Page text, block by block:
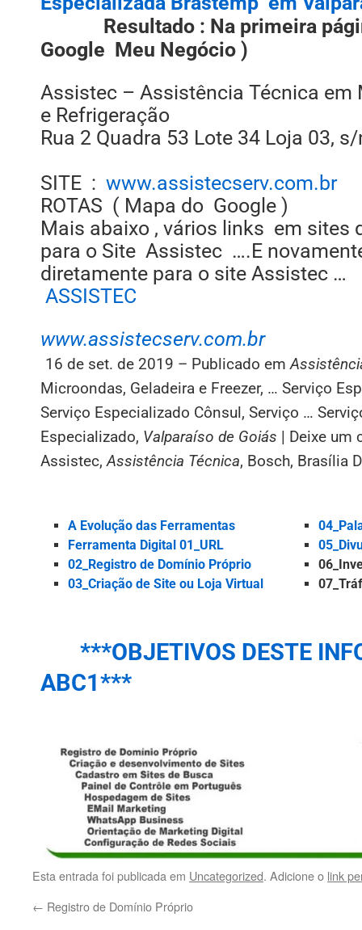
Resultado : Na primeira
Google Meu Negócio )
Assistec – Assistência Técnica em
e Refrigeração
Rua 2 Quadra 53 Lote 34 Loja 03,
SITE : www.assistecserv.com.br
ROTAS ( Mapa do Google )
Mais abaixo , vários links em sites
para o Site Assistec ….E
diretamente para o site Assistec …
ASSISTEC
www.assistecserv.com.br
16 de set. de 2019 – Publicado em
Microondas, Geladeira e Freezer, … Serviço
Serviço Especializado Cônsul, Serviço …
Especializado, Valparaíso de Goiás | Deixe
Assistec,Assistência Técnica, Bosch, Brasília
A Evolução das Ferramentas
Ferramenta Digital 01_URL
02_Registro de Domínio Próprio
03_Criação de Site ou Loja Virtual
***OBJETIVOS DESTE
ABC1***
Esta entrada foi publicada em Uncategorized. Adicione o link
← Registro de Domínio Próprio